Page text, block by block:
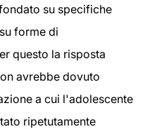
su specifiche
forme di
questo la risposta
avrebbe dovuto
a cui l'adolescente
ripetutamente